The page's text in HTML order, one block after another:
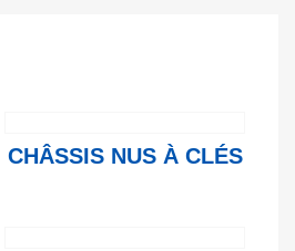
CHÂSSIS NUS À CLÉS